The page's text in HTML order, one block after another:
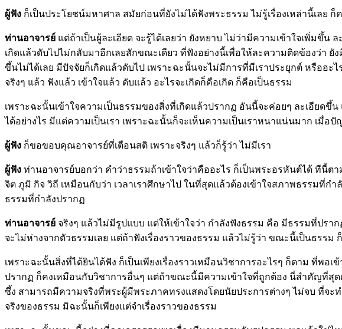
ผู้ฟัง ก็เป็นประโยชน์มหาศาล สมัยก่อนที่ยังไม่ได้ฟังพระธรรม ไม่รู้เรื่องเหล่านี้เลย
ท่านอาจารย์ แต่ถ้าเป็นผู้ละเอียด จะรู้ได้เลยว่า ยังหยาบ ไม่ว่ามีความเข้าใจเพิ่มขึ้
เกิดแล้วดับไปไม่กลับมาอีกเลยสักขณะเดียว ที่ฟังอย่างนี้เพื่อให้ละความติดข้องว่า
ขึ้นไม่ได้เลย มีปัจจัยก็เกิดแล้วดับไป เพราะฉะนั้นจะไม่มีการที่มีเราประยุกต์ หรืออ
จริงๆ แล้ว ฟังแล้ว เข้าใจแล้ว ดับแล้ว อะไรจะเกิดก็คือเกิด ก็คือเป็นธรรม
เพราะฉะนั้นเข้าใจความเป็นธรรมของสิ่งที่เกิดแล้วปรากฏ อันนี้จะค่อยๆ ละเอียดขึ้
ได้อย่างไร มีแต่ความเป็นเรา เพราะฉะนั้นก็จะเห็นความเป็นเราหนาแน่นมาก เมื่อ
ผู้ฟัง ก็ขอขอบคุณอาจารย์ที่เตือนสติ เพราะจริงๆ แล้วก็รู้ว่า ไม่มีเรา
ผู้ฟัง ท่านอาจารย์บอกว่า คำว่าธรรมถ้าเข้าใจว่าคืออะไร ก็เป็นพระอรหันต์ได้ ทีนี้
จิต ภูมิ กิจ วิถี เหมือนกับว่า เวลาเราศึกษาไป ในที่สุดแล้วต้องเข้าใจสภาพธรรมที่ก
ธรรมที่กำลังปรากฏ
ท่านอาจารย์ จริงๆ แล้วไม่มีรูปแบบ แต่ให้เข้าใจว่า กำลังฟังธรรม คือ มีธรรมที่ปร
จะไม่ห่างจากตัวธรรมเลย แต่ถ้าฟังเรื่องราวของธรรม แล้วไม่รู้ว่า ขณะนี้เป็นธรร
เพราะฉะนั้นสิ่งที่ได้ยินได้ฟัง ก็เป็นเพียงเรื่องราวเหมือนวิชาการอะไรๆ ก็ตาม ที่พ
ปรากฏ ก็คงเหมือนกับวิชาการอื่นๆ แต่ถ้าขณะนี้มีความเข้าใจที่ถูกต้อง นี่สำคัญที่สุ
ซึ้ง สามารถมีความจริงที่พระผู้มีพระภาคทรงแสดงโดยนัยประการต่างๆ ไม่จบ ที่จ
จริงของธรรม มิฉะนั้นก็เพียงแต่จำเรื่องราวของธรรม